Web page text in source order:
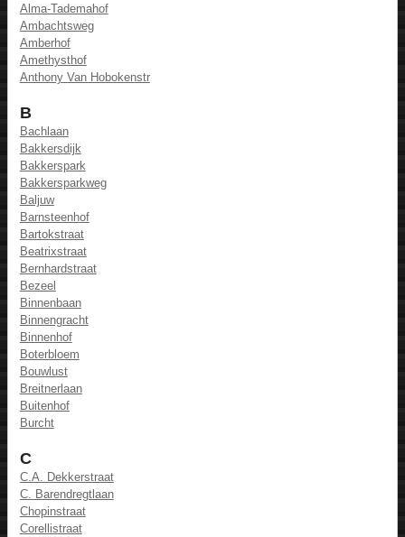
Alma-Tademahof
Ambachtsweg
Amberhof
Amethysthof
Anthony Van Hobokenstr
B
Bachlaan
Bakkersdijk
Bakkerspark
Bakkersparkweg
Baljuw
Barnsteenhof
Bartokstraat
Beatrixstraat
Bernhardstraat
Bezeel
Binnenbaan
Binnengracht
Binnenhof
Boterbloem
Bouwlust
Breitnerlaan
Buitenhof
Burcht
C
C.A. Dekkerstraat
C. Barendregtlaan
Chopinstraat
Corellistraat